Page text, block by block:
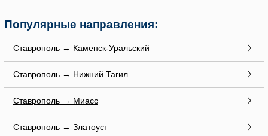
Популярные направления:
Ставрополь → Каменск-Уральский
Ставрополь → Нижний Тагил
Ставрополь → Миасс
Ставрополь → Златоуст